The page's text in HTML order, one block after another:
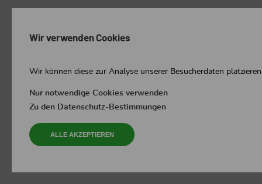
Wir verwenden Cookies
Wir können diese zur Analyse unserer Besucherdaten
Nur notwendige Cookies verwenden
Zu den Datenschutz-Bestimmungen
ALLE AKZEPTIEREN